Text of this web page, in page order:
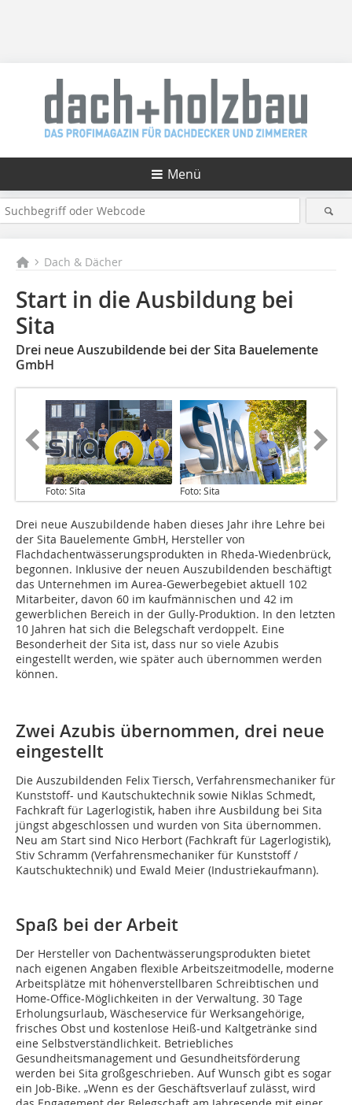
Menü
Dach & Dächer
Start in die Ausbildung bei
Sita
Drei neue Auszubildende bei der Sita Bauelemente
GmbH
Foto: Sita Foto: Sita
Drei neue Auszubildende haben dieses Jahr ihre Lehre bei
der Sita Bauelemente GmbH, Hersteller von
Flachdachentwässerungsprodukten in Rheda-Wiedenbrück,
begonnen. Inklusive der neuen Auszubildenden beschäftigt
das Unternehmen im Aurea-Gewerbegebiet aktuell 102
Mitarbeiter, davon 60 im kaufmännischen und 42 im
gewerblichen Bereich in der Gully-Produktion. In den letzten
10 Jahren hat sich die Belegschaft verdoppelt. Eine
Besonderheit der Sita ist, dass nur so viele Azubis
eingestellt werden, wie später auch übernommen werden
können.
Zwei Azubis übernommen, drei neue
eingestellt
Die Auszubildenden Felix Tiersch, Verfahrensmechaniker für
Kunststoff- und Kautschuktechnik sowie Niklas Schmedt,
Fachkraft für Lagerlogistik, haben ihre Ausbildung bei Sita
jüngst abgeschlossen und wurden von Sita übernommen.
Neu am Start sind Nico Herbort (Fachkraft für Lagerlogistik),
Stiv Schramm (Verfahrensmechaniker für Kunststoff /
Kautschuktechnik) und Ewald Meier (Industriekaufmann).
Spaß bei der Arbeit
Der Hersteller von Dachentwässerungsprodukten bietet
nach eigenen Angaben flexible Arbeitszeitmodelle, moderne
Arbeitsplätze mit höhenverstellbaren Schreibtischen und
Home-Office-Möglichkeiten in der Verwaltung. 30 Tage
Erholungsurlaub, Wäscheservice für Werksangehörige,
frisches Obst und kostenlose Heiß-und Kaltgetränke sind
eine Selbstverständlichkeit. Betriebliches
Gesundheitsmanagement und Gesundheitsförderung
werden bei Sita großgeschrieben. Auf Wunsch gibt es sogar
ein Job-Bike. „Wenn es der Geschäftsverlauf zulässt, wird